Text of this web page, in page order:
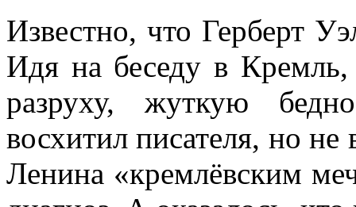
Известно, что Герберт
Идя на беседу в
разруху, жуткую
восхитил писателя, но не
Ленина «кремлёвским